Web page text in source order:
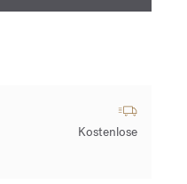
Kostenlose